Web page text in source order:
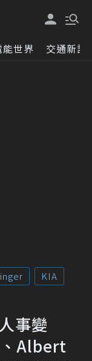
能世界 交通新訊
KIA
事變
Albert